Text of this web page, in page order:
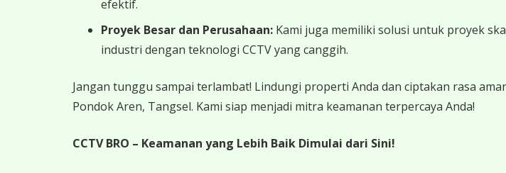
efektif.
Proyek Besar dan Perusahaan: Kami juga memiliki solusi untuk proyek
industri dengan teknologi CCTV yang canggih.
Jangan tunggu sampai terlambat! Lindungi properti Anda dan ciptakan rasa
Pondok Aren, Tangsel. Kami siap menjadi mitra keamanan terpercaya Anda!
CCTV BRO – Keamanan yang Lebih Baik Dimulai dari Sini!